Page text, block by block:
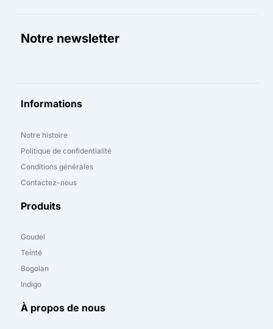
Notre newsletter
Informations
Notre histoire
Politique de confidentialité
Conditions générales
Contactez-nous
Produits
Goudel
Teinté
Bogolan
Indigo
À propos de nous